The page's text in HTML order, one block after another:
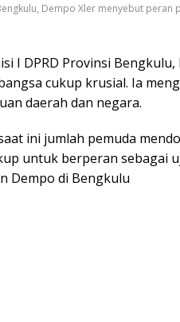
Dempo Xler menyebut
I DPRD Provinsi
cukup krusial. Ia
daerah dan negara.
ini jumlah pemuda
untuk berperan sebagai
Dempo di Bengkulu